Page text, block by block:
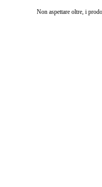
Non aspettare oltre, i